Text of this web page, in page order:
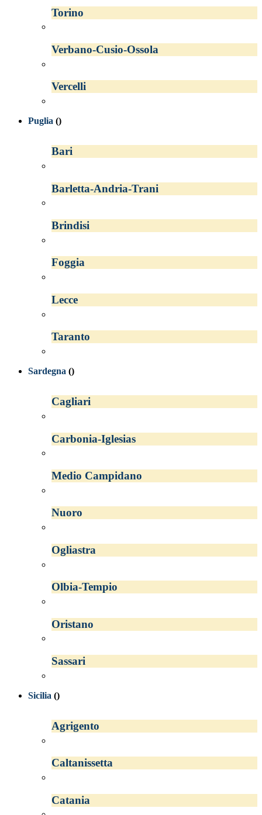
Torino
Verbano-Cusio-Ossola
Vercelli
Puglia ()
Bari
Barletta-Andria-Trani
Brindisi
Foggia
Lecce
Taranto
Sardegna ()
Cagliari
Carbonia-Iglesias
Medio Campidano
Nuoro
Ogliastra
Olbia-Tempio
Oristano
Sassari
Sicilia ()
Agrigento
Caltanissetta
Catania